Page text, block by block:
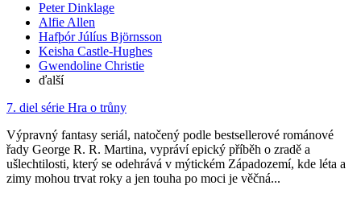
Peter Dinklage
Alfie Allen
Hafþór Júlíus Björnsson
Keisha Castle-Hughes
Gwendoline Christie
ďalší
7. diel série Hra o trůny
Výpravný fantasy seriál, natočený podle bestsellerové románové
řady George R. R. Martina, vypráví epický příběh o zradě a
ušlechtilosti, který se odehrává v mýtickém Západozemí, kde léta a
zimy mohou trvat roky a jen touha po moci je věčná...